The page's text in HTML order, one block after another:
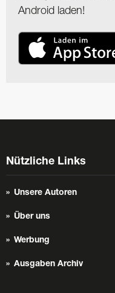
Android laden!
Nützliche Links
Unsere Autoren
Über uns
Werbung
Ausgaben Archiv